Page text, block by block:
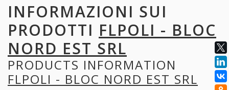
INFORMAZIONI SUI
PRODOTTI FLPOLI - BLOC
NORD EST SRL
PRODUCTS INFORMATION
FLPOLI - BLOC NORD EST SRL